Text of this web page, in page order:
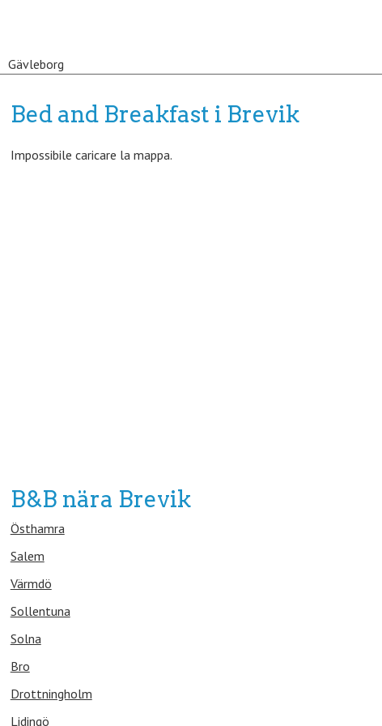
Gävleborg
Bed and Breakfast i Brevik
Impossibile caricare la mappa.
B&B nära Brevik
Östhamra
Salem
Värmdö
Sollentuna
Solna
Bro
Drottningholm
Lidingö